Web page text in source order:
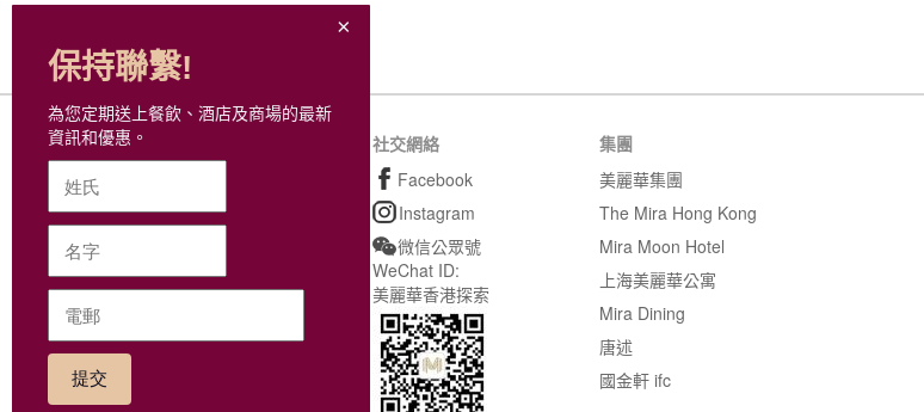
餐飲美饌
最新動態
M Coins及現金券參與商
社交網絡
Facebook
Instagram
微信公眾號
WeChat ID:
美麗華香港探索
集團
美麗華集團
The Mira Hong Kong
Mira Moon Hotel
上海美麗華公寓
Mira Dining
唐述
國金軒 ifc
保持聯繫!
為您定期送上餐飲、酒店及商場的最新
資訊和優惠。